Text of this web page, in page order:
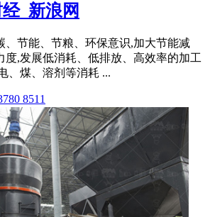
_新浪网
、节能、节粮、环保意识,加大节能减
度,发展低消耗、低排放、高效率的加工
、煤、溶剂等消耗 ...
8511